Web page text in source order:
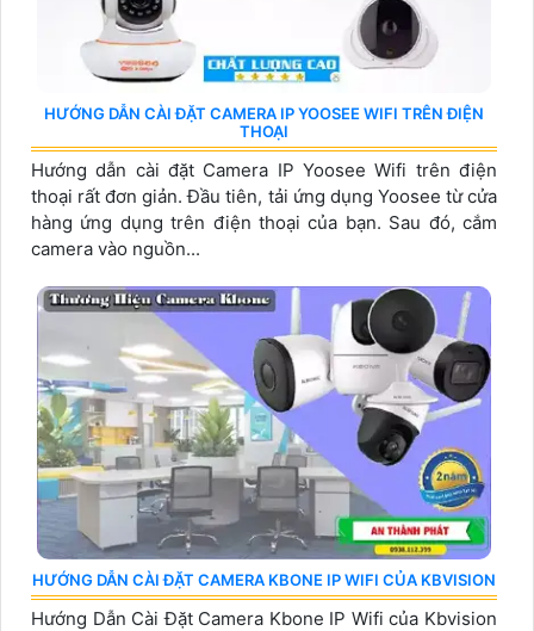
HƯỚNG DẪN CÀI ĐẶT CAMERA IP YOOSEE WIFI TRÊN ĐIỆN
THOẠI
Hướng dẫn cài đặt Camera IP Yoosee Wifi trên điện
thoại rất đơn giản. Đầu tiên, tải ứng dụng Yoosee từ cửa
hàng ứng dụng trên điện thoại của bạn. Sau đó, cắm
camera vào nguồn...
HƯỚNG DẪN CÀI ĐẶT CAMERA KBONE IP WIFI CỦA KBVISION
Hướng Dẫn Cài Đặt Camera Kbone IP Wifi của Kbvision